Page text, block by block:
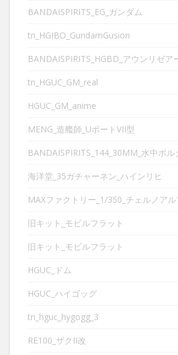
BANDAISPIRITS_EG_ガンダム
tn_HGIBO_GundamGusion
BANDAISPIRITS_HGBD_アウンリゼア
tn_HGUC_GM_real
HGUC_GM_anime
MENG_造艦師_UボートVII型
BANDAISPIRITS_144_30MM_水中ポル
海洋堂_35ガチャーネン_ハインリヒ
MAXファクトリー_1/350_チェルノアル
旧キット_モビルフラット
旧キット_モビルフラット
HGUC_ドム
HGUC_ハイゴッグ
tn_hguc_hygogg_3
RE100_ザクII改